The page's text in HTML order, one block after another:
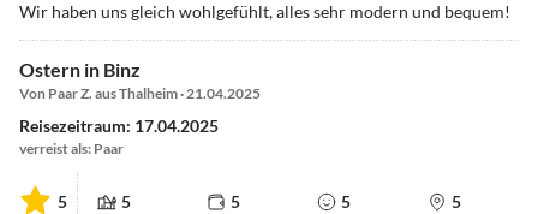
Wir haben uns gleich wohlgefühlt, alles sehr modern und bequem!
Ostern in Binz
Von Paar Z. aus Thalheim · 21.04.2025
Reisezeitraum: 17.04.2025
verreist als: Paar
5 5 5 5 5